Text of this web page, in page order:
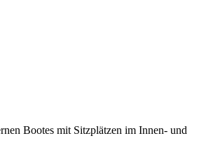
Bootes mit Sitzplätzen im Innen- und